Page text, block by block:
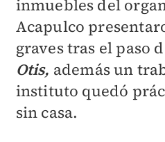
inmuebles del
Acapulco
graves tras el paso
Otis, además un
instituto quedó
sin casa.